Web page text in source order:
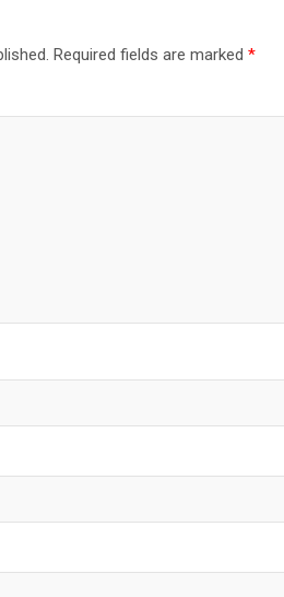
Required fields are marked *